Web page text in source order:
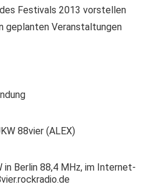
Festivals 2013 vorstellen
geplanten Veranstaltungen
88vier (ALEX)
in Berlin 88,4 MHz, im Internet-